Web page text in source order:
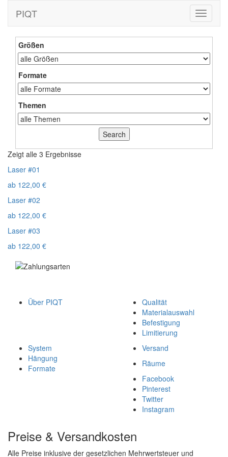
Toggle
PIQT
Größen
Formate
Themen
Zeigt alle 3 Ergebnisse
Laser #01
ab 122,00 €
Laser #02
ab 122,00 €
Laser #03
ab 122,00 €
Über PIQT
Qualität
Materialauswahl
Befestigung
Limitierung
System
Hängung
Formate
Versand
Räume
Facebook
Pinterest
Twitter
Instagram
Preise & Versandkosten
Alle Preise inklusive der gesetzlichen Mehrwertsteuer und